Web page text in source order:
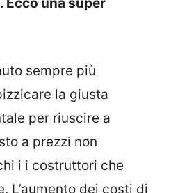
Ecco una super
sempre più
la giusta
per riuscire a
a prezzi non
i i costruttori che
L’aumento dei costi di